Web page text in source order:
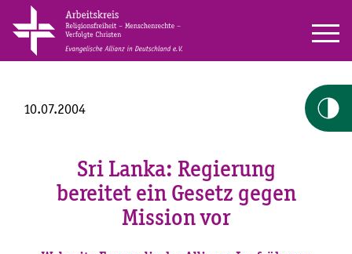
10.07.2004
Sri Lanka: Regierung
bereitet ein Gesetz gegen
Mission vor